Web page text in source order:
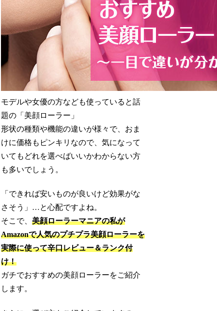
モデルや女優の方なども使っていると話
題の「美顔ローラー」
形状の種類や機能の違いが様々で、おま
けに価格もピンキリなので、気になって
いてもどれを選べばいいかわからない方
も多いでしょう。
「できれば安いものが良いけど効果がな
さそう」…と心配ですよね。
そこで、美顔ローラーマニアの私が
Amazonで人気のプチプラ美顔ローラーを
実際に使って辛口レビュー＆ランク付
け！
ガチでおすすめの美顔ローラーをご紹介
します。